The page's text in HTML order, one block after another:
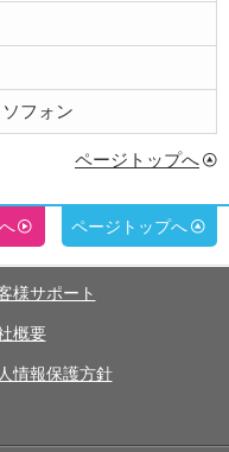
フォン
ページトップへ
ページトップへ
様サポート
概要
情報保護方針